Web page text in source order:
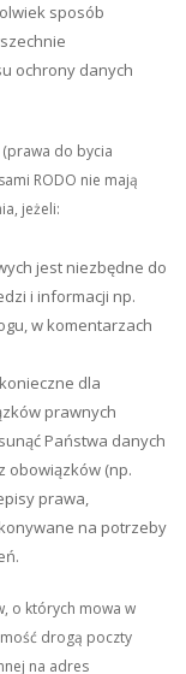
sposób
ochrony danych
do bycia
RODO nie mają
jeżeli:
jest niezbędne do
i informacji np.
w komentarzach
dla
prawnych
Państwa danych
obowiązków (np.
prawa,
na potrzeby
o których mowa w
drogą poczty
na adres